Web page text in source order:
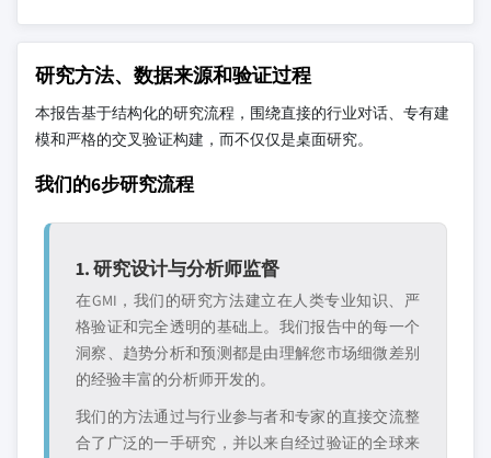
研究方法、数据来源和验证过程
本报告基于结构化的研究流程，围绕直接的行业对话、专有建
模和严格的交叉验证构建，而不仅仅是桌面研究。
我们的6步研究流程
1. 研究设计与分析师监督
在GMI，我们的研究方法建立在人类专业知识、严
格验证和完全透明的基础上。我们报告中的每一个
洞察、趋势分析和预测都是由理解您市场细微差别
的经验丰富的分析师开发的。
我们的方法通过与行业参与者和专家的直接交流整
合了广泛的一手研究，并以来自经过验证的全球来